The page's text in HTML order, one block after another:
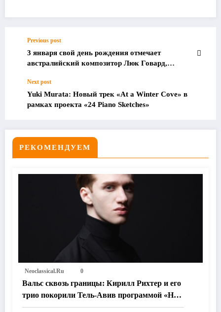
Previous post
3 января свой день рождения отмечает
австралийский композитор Люк Говард,
неоклассической музыки.
Next post
Yuki Murata: Новый трек «At a Winter Cove» в
рамках проекта «24 Piano Sketches»
РЕКОМЕНДУЕМ
Neoclassical.ru 0
Вальс сквозь границы: Кирилл Рихтер и его
трио покорили Тель-Авив программой «На
пути к возлюбленному городу»